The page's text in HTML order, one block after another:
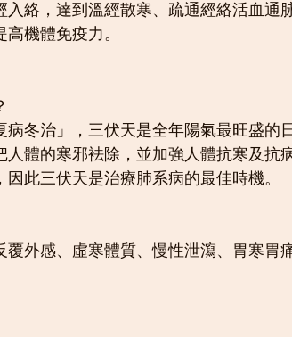
絡，達到溫經散寒、疏通經絡活血通
機體免疫力。
冬治」，三伏天是全年陽氣最旺盛的
體的寒邪袪除，並加強人體抗寒及抗
此三伏天是治療肺系病的最佳時機。
外感、虛寒體質、慢性泄瀉、胃寒胃